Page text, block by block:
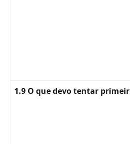
1.9 O que devo tentar